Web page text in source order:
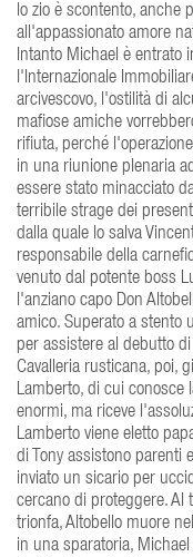
lo zio è scontento, anche
all'appassionato amore
Intanto Michael è entrato
l'Internazionale
arcivescovo, l'ostilità di
mafiose amiche
rifiuta, perché
in una riunione plenaria
essere stato minacciato
terribile strage dei
dalla quale lo salva
responsabile della
venuto dal potente boss
l'anziano capo Don
amico. Superato a stento
per assistere al debutto
Cavalleria rusticana, poi,
Lamberto, di cui conosce
enormi, ma riceve
Lamberto viene eletto
di Tony assistono parenti
inviato un sicario per
cercano di proteggere. Al
trionfa, Altobello muore
in una sparatoria,